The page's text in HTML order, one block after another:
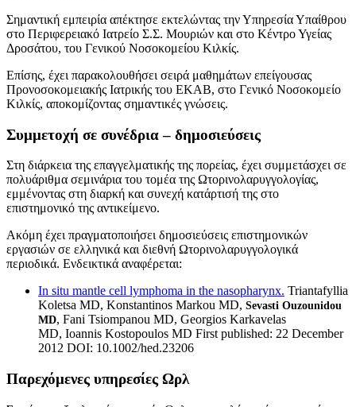
Σημαντική εμπειρία απέκτησε εκτελώντας την Υπηρεσία Υπαίθρου
στο Περιφερειακό Ιατρείο Σ.Σ. Μουριών και στο Κέντρο Υγείας
Δροσάτου, του Γενικού Νοσοκομείου Κιλκίς.
Επίσης, έχει παρακολουθήσει σειρά μαθημάτων επείγουσας
Προνοσοκομειακής Ιατρικής του ΕΚΑΒ, στο Γενικό Νοσοκομείο
Κιλκίς, αποκομίζοντας σημαντικές γνώσεις.
Συμμετοχή σε συνέδρια – δημοσιεύσεις
Στη διάρκεια της επαγγελματικής της πορείας, έχει συμμετάσχει σε
πολυάριθμα σεμινάρια του τομέα της Ωτορινολαρυγγολογίας,
εμμένοντας στη διαρκή και συνεχή κατάρτισή της στο
επιστημονικό της αντικείμενο.
Ακόμη έχει πραγματοποιήσει δημοσιεύσεις επιστημονικών
εργασιών σε ελληνικά και διεθνή Ωτορινολαρυγγολογικά
περιοδικά. Ενδεικτικά αναφέρεται:
In situ mantle cell lymphoma in the nasopharynx. Triantafyllia
Koletsa MD, Konstantinos Markou MD, Sevasti Ouzounidou
MD, Fani Tsiompanou MD, Georgios Karkavelas
MD, Ioannis Kostopoulos MD First published: 22 December
2012 DOI: 10.1002/hed.23206
Παρεχόμενες υπηρεσίες Ωρλ